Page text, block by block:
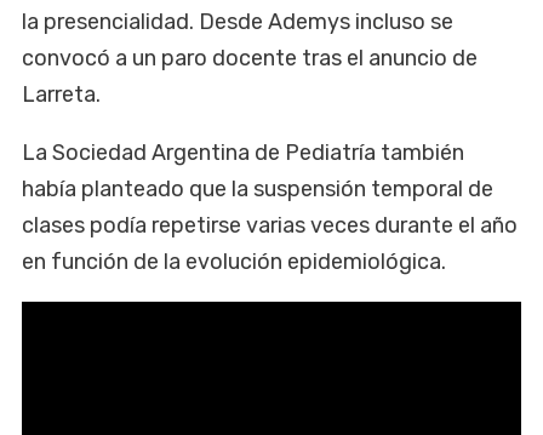
la presencialidad. Desde Ademys incluso se
convocó a un paro docente tras el anuncio de
Larreta.
La Sociedad Argentina de Pediatría también
había planteado que la suspensión temporal de
clases podía repetirse varias veces durante el año
en función de la evolución epidemiológica.